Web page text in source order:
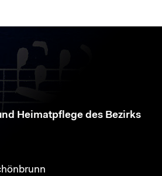
Heimatpflege des Bezirks